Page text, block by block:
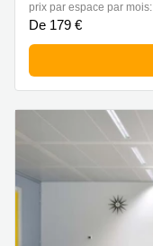
prix par espace par mois:
De 179 €